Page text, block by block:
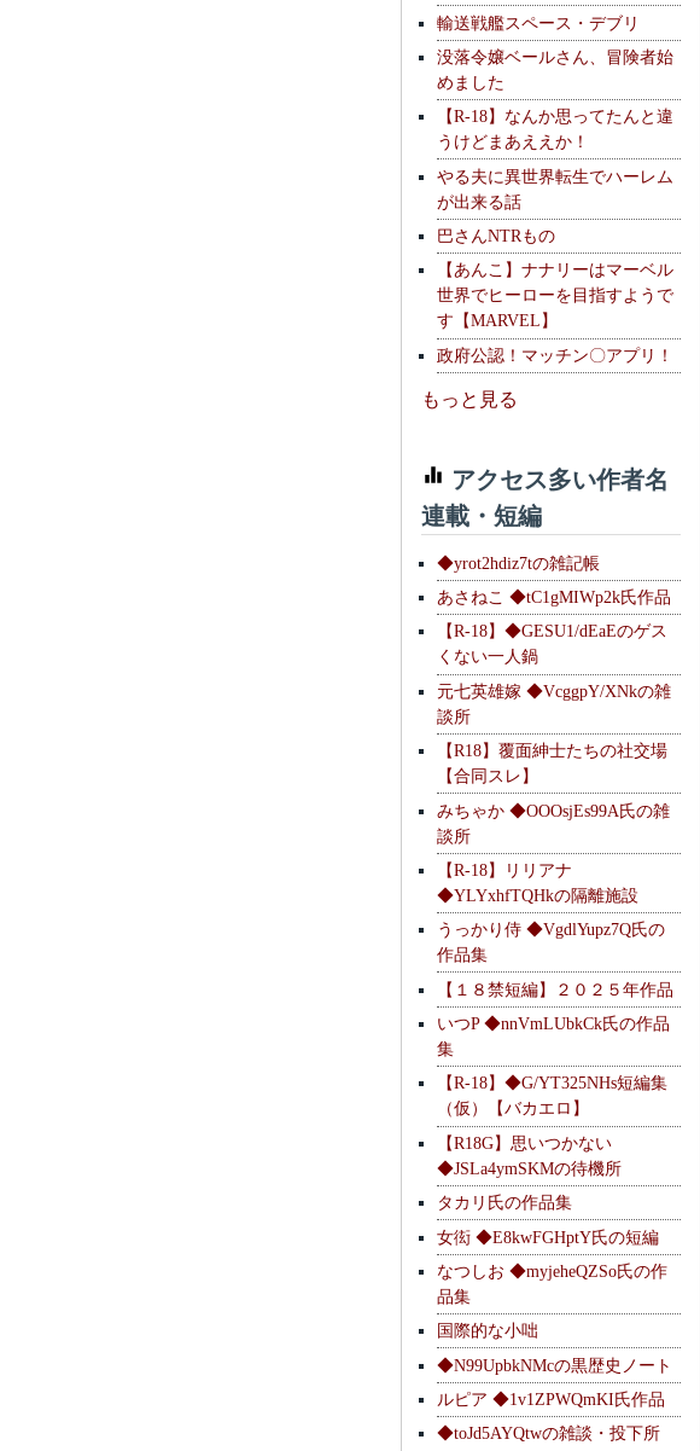
輸送戦艦スペース・デブリ
没落令嬢ベールさん、冒険者始
めました
【R-18】なんか思ってたんと違
うけどまあええか！
やる夫に異世界転生でハーレム
が出来る話
巴さんNTRもの
【あんこ】ナナリーはマーベル
世界でヒーローを目指すようで
す【MARVEL】
政府公認！マッチン〇アプリ！
もっと見る
アクセス多い作者名
連載・短編
◆yrot2hdiz7tの雑記帳
あさねこ ◆tC1gMIWp2k氏作品
【R-18】◆GESU1/dEaEのゲス
くない一人鍋
元七英雄嫁 ◆VcggpY/XNkの雑
談所
【R18】覆面紳士たちの社交場
【合同スレ】
みちゃか ◆OOOsjEs99A氏の雑
談所
【R-18】リリアナ
◆YLYxhfTQHkの隔離施設
うっかり侍 ◆VgdlYupz7Q氏の
作品集
【１８禁短編】２０２５年作品
いつP ◆nnVmLUbkCk氏の作品
集
【R-18】◆G/YT325NHs短編集
（仮）【バカエロ】
【R18G】思いつかない
◆JSLa4ymSKMの待機所
タカリ氏の作品集
女衒 ◆E8kwFGHptY氏の短編
なつしお ◆myjeheQZSo氏の作
品集
国際的な小咄
◆N99UpbkNMcの黒歴史ノート
ルピア ◆1v1ZPWQmKI氏作品
◆toJd5AYQtwの雑談・投下所